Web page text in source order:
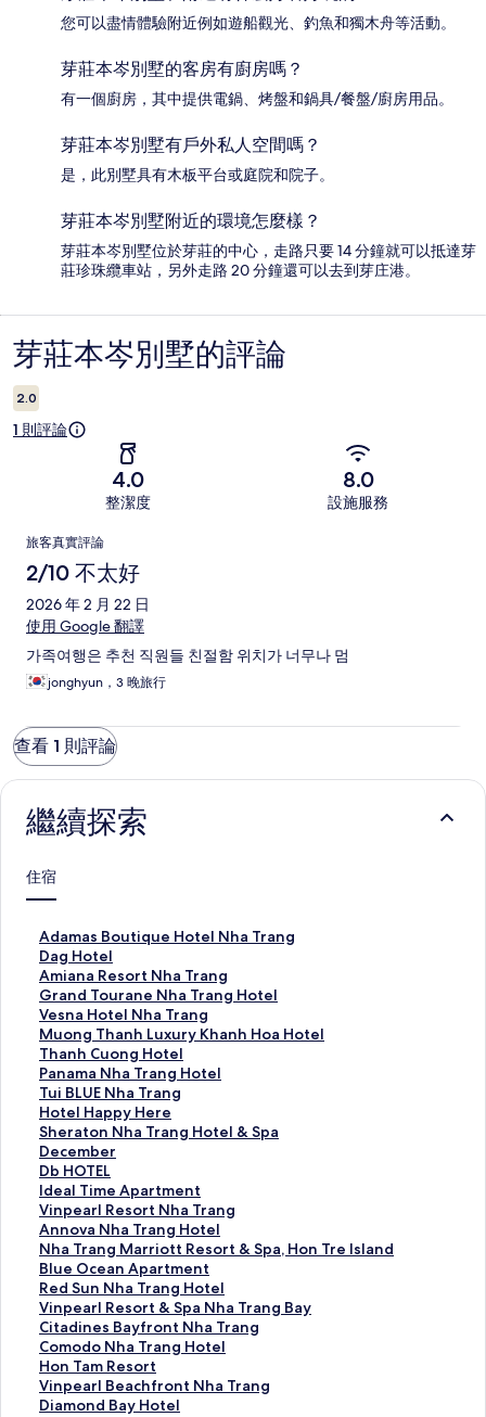
您可以盡情體驗附近例如遊船觀光、釣魚和獨木舟等活動。
芽莊本岑別墅的客房有廚房嗎？
有一個廚房，其中提供電鍋、烤盤和鍋具/餐盤/廚房用品。
芽莊本岑別墅有戶外私人空間嗎？
是，此別墅具有木板平台或庭院和院子。
芽莊本岑別墅附近的環境怎麼樣？
芽莊本岑別墅位於芽莊的中心，走路只要 14 分鐘就可以抵達芽
莊珍珠纜車站，另外走路 20 分鐘還可以去到芽庄港。
評
論
芽莊本岑別墅的評論
2.0
1 則評論
4.0
整潔度
8.0
設施服務
評
論
旅客真實評論
2/10 不太好
2026 年 2 月 22 日
使用 Google 翻譯
가족여행은 추천 직원들 친절함 위치가 너무나 멈
jonghyun，3 晚旅行
查看 1 則評論
繼續探索
住宿
Adamas Boutique Hotel Nha Trang
A
d
a
m
a
s
B
o
u
t
i
q
u
e
H
o
t
e
l
N
h
a
T
r
a
Dag Hotel
D
a
g
H
o
t
e
l
的
連
結
Amiana Resort Nha Trang
A
m
i
a
n
a
R
e
s
o
r
t
N
h
a
T
r
a
n
g
的
連
結
Grand Tourane Nha Trang Hotel
G
r
a
n
d
T
o
u
r
a
n
e
N
h
a
T
r
a
n
g
H
o
Vesna Hotel Nha Trang
V
e
s
n
a
H
o
t
e
l
N
h
a
T
r
a
n
g
的
連
結
Muong Thanh Luxury Khanh Hoa Hotel
M
u
o
n
g
T
h
a
n
h
L
u
x
u
r
y
K
h
a
n
Thanh Cuong Hotel
T
h
a
n
h
C
u
o
n
g
H
o
t
e
l
的
連
結
Panama Nha Trang Hotel
P
a
n
a
m
a
N
h
a
T
r
a
n
g
H
o
t
e
Tui BLUE Nha Trang
T
u
i
B
L
U
E
N
h
a
T
r
a
n
g
的
連
Hotel Happy Here
H
o
t
e
l
H
a
p
p
y
H
e
r
e
的
連
Sheraton Nha Trang Hotel & Spa
S
h
e
r
a
t
o
n
N
h
a
T
r
a
n
December
D
e
c
e
m
b
e
r
的
連
結
Db HOTEL
D
b
H
O
T
E
L
的
連
結
Ideal Time Apartment
I
d
e
a
l
T
i
m
e
A
p
a
Vinpearl Resort Nha Trang
V
i
n
p
e
a
r
l
R
e
s
Annova Nha Trang Hotel
A
n
n
o
v
a
N
h
a
T
Nha Trang Marriott Resort & Spa, Hon Tre Island
N
h
a
T
r
a
n
g
M
Blue Ocean Apartment
B
l
u
e
O
c
e
a
Red Sun Nha Trang Hotel
R
e
d
S
u
n
N
Vinpearl Resort & Spa Nha Trang Bay
V
i
n
p
e
a
Citadines Bayfront Nha Trang
C
i
t
a
d
Comodo Nha Trang Hotel
C
o
m
o
Hon Tam Resort
H
o
n
Vinpearl Beachfront Nha Trang
V
iDiamond Bay Hotel
D